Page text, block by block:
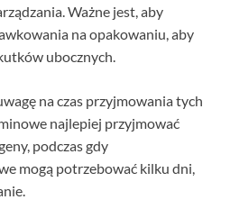
Ważne jest, aby
na opakowaniu, aby
ubocznych.
na czas przyjmowania tych
najlepiej przyjmować
podczas gdy
mogą potrzebować kilku dni,